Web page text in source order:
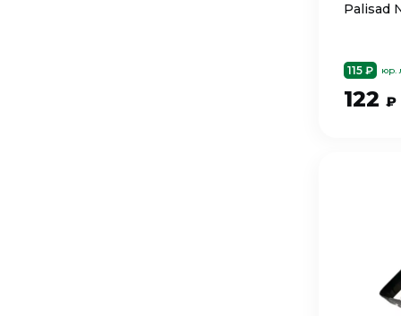
Palisad
115 ₽ юр.
122 ₽